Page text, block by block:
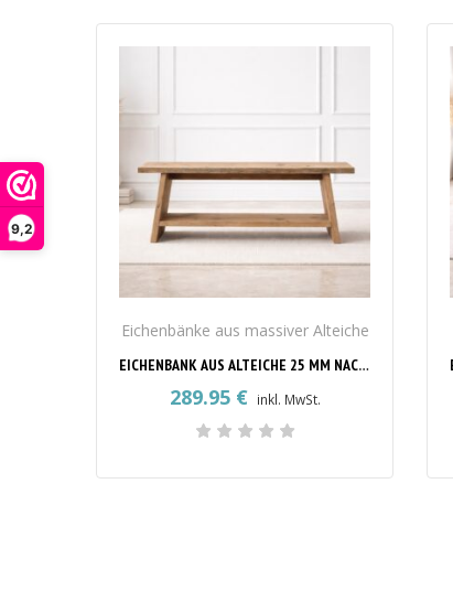
9,2
Eichenbänke aus massiver Alteiche
EICHENBANK AUS ALTEICHE 25 MM NACH MASS – RUSTIKALE MASSIVHOLZBANK
289.95 € inkl. MwSt.